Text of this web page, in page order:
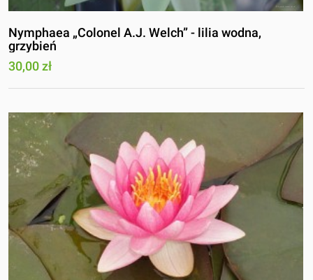
Nymphaea „Colonel A.J. Welch” - lilia wodna,
grzybień
30,00 zł